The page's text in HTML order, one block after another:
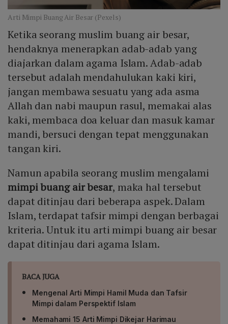
Arti Mimpi Buang Air Besar (Pexels)
Ketika seorang muslim buang air besar,
hendaknya menerapkan adab-adab yang
diajarkan dalam agama Islam. Adab-adab
tersebut adalah mendahulukan kaki kiri,
jangan membawa sesuatu yang ada asma
Allah dan nabi maupun rasul, memakai alas
kaki, membaca doa keluar dan masuk kamar
mandi, bersuci dengan tepat menggunakan
tangan kiri.
Namun apabila seorang muslim mengalami
mimpi buang air besar, maka hal tersebut
dapat ditinjau dari beberapa aspek. Dalam
Islam, terdapat tafsir mimpi dengan berbagai
kriteria. Untuk itu arti mimpi buang air besar
dapat ditinjau dari agama Islam.
BACA JUGA
Mengenal Arti Mimpi Hamil Muda dan Tafsir
Mimpi dalam Perspektif Islam
Memahami 15 Arti Mimpi Dikejar Harimau